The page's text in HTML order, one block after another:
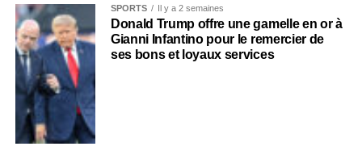
SPORTS Il y a 2 semaines
Donald Trump offre une gamelle en or à
Gianni Infantino pour le remercier de
ses bons et loyaux services